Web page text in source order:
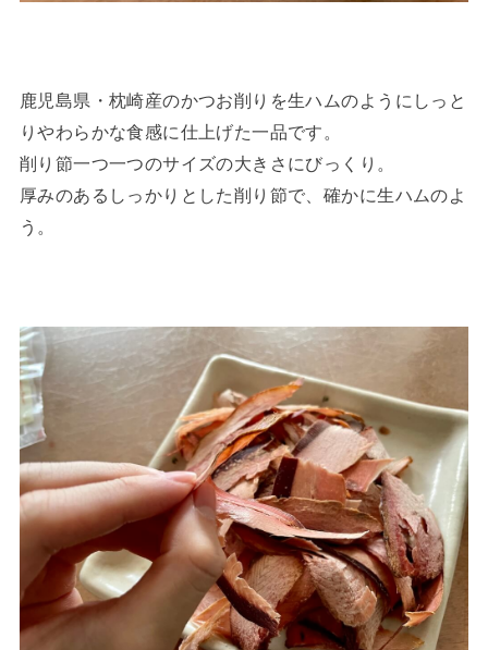
鹿児島県・枕崎産のかつお削りを生ハムのようにしっと
りやわらかな食感に仕上げた一品です。
削り節一つ一つのサイズの大きさにびっくり。
厚みのあるしっかりとした削り節で、確かに生ハムのよ
う。